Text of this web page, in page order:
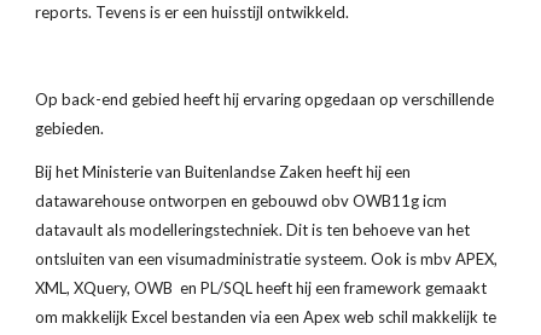
reports. Tevens is er een huisstijl ontwikkeld.
Op back-end gebied heeft hij ervaring opgedaan op verschillende
gebieden.
Bij het Ministerie van Buitenlandse Zaken heeft hij een
datawarehouse ontworpen en gebouwd obv OWB11g icm
datavault als modelleringstechniek. Dit is ten behoeve van het
ontsluiten van een visumadministratie systeem. Ook is mbv APEX,
XML, XQuery, OWB en PL/SQL heeft hij een framework gemaakt
om makkelijk Excel bestanden via een Apex web schil makkelijk te